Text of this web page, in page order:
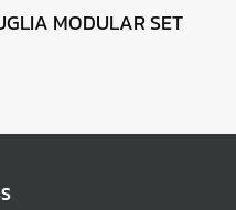
MODULAR SET